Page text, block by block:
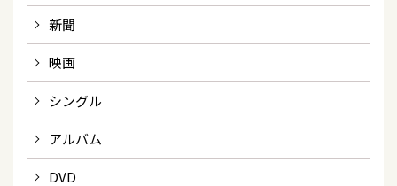
新聞
映画
シングル
アルバム
DVD